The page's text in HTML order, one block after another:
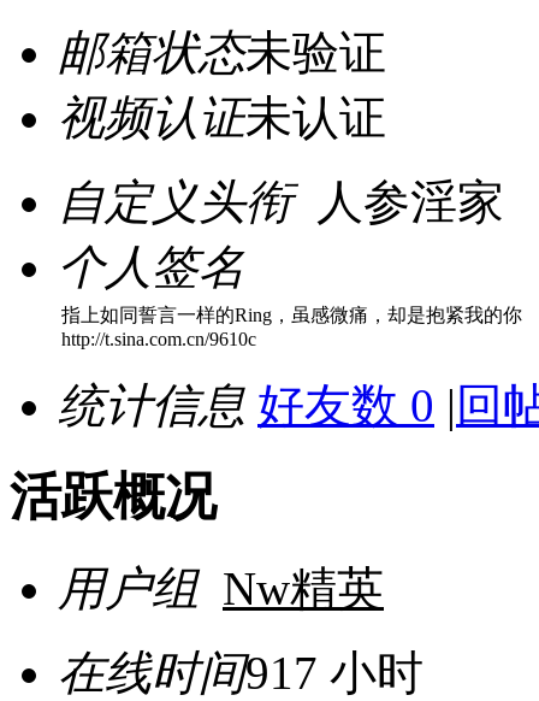
邮箱状态未验证
视频认证未认证
自定义头衔 人参淫家
个人签名
指上如同誓言一样的Ring，虽感微痛，却是抱紧我的你
http://t.sina.com.cn/9610c
统计信息 好友数 0 | 回
活跃概况
用户组 Nw精英
在线时间917 小时